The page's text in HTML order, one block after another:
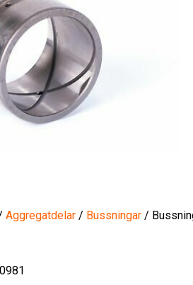
Aggregatdelar / Bussningar /